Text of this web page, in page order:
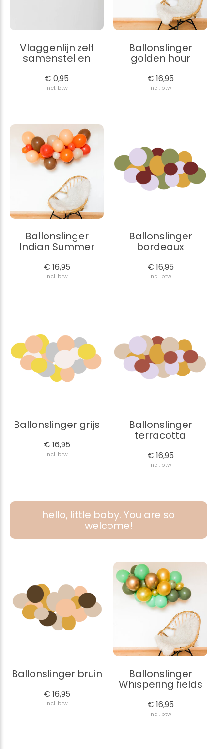
Vlaggenlijn zelf
samenstellen
€ 0,95
Incl. btw
Ballonslinger
golden hour
€ 16,95
Incl. btw
Ballonslinger
Indian Summer
€ 16,95
Incl. btw
Ballonslinger
bordeaux
€ 16,95
Incl. btw
Ballonslinger grijs
€ 16,95
Incl. btw
Ballonslinger
terracotta
€ 16,95
Incl. btw
hello, little baby. You are so
welcome!
Ballonslinger bruin
€ 16,95
Incl. btw
Ballonslinger
Whispering fields
€ 16,95
Incl. btw